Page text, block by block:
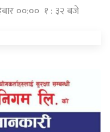
००:०० १ : ३२ बजे